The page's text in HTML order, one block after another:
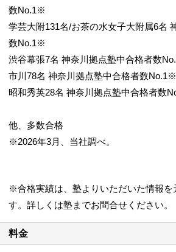
数No.1※
学芸大附131名/お茶の水女子大附属6名
数No.1※
渋谷幕張7名 神奈川拠点塾中合格者数
市川78名 神奈川拠点塾中合格者数No.1※
昭和秀英28名 神奈川拠点塾中合格者数
他、多数合格
※2026年3月、当社調べ。
※合格実績は、塾よりいただいた情報を
す。詳しくは塾までお問合せください。
料金